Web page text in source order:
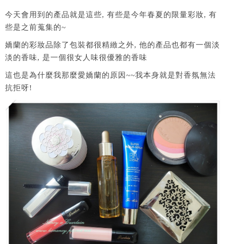
今天會用到的產品就是這些, 有些是今年春夏的限量彩妝, 有
些是之前蒐集的~
嬌蘭的彩妝品除了包裝都很精緻之外, 他的產品也都有一個淡
淡的香味, 是一個很女人味很優雅的香味
這也是為什麼我那麼愛嬌蘭的原因~~我本身就是對香氛無法
抗拒呀!